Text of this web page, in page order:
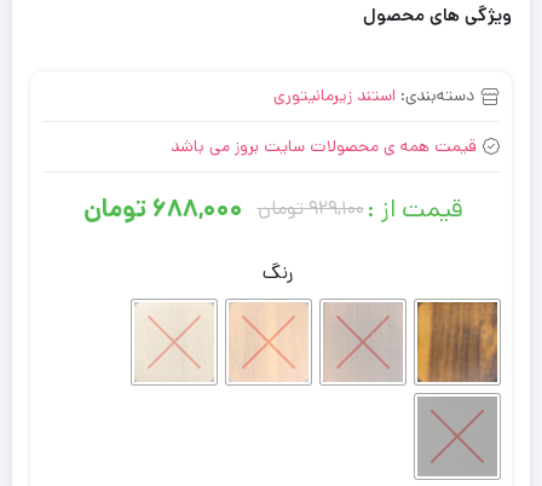
ویژگی های محصول
دسته‌بندی: استند زیرمانیتوری
قیمت همه ی محصولات سایت بروز می باشد
قیمت از :۹۲۹,۱۰۰تومانقیمت
اصلی:
۹۲۹,۱۰۰ تومان
بود.
۶۸۸,۰۰۰ تومان
قیمت
فعلی:
۶۸۸,۰۰۰ تومان.
رنگ